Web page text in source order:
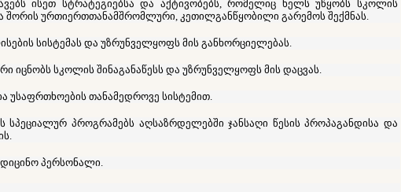
ისეთ სტრატეგიებსა და აქტივობებს, რომელიც ხელს უწყობს სკოლის
ურთიერთთანამშრომლური, კეთილგანწყობილი გარემოს შექმნას.
სისტემას და უზრუნველყოფს მის განხორციელებას.
იცნობს სკოლის შინაგანაწესს და უზრუნველყოფს მის დაცვას.
უსაფრთხოების თანამედროვე სისტემით.
სპეციალურ პროგრამებს აღსაზრდელებში ჯანსაღი წესის პროპაგანდისა და
პერსონალი.